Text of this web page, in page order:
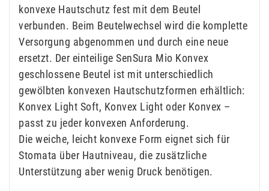
konvexe Hautschutz fest mit dem Beutel
verbunden. Beim Beutelwechsel wird die komplette
Versorgung abgenommen und durch eine neue
ersetzt. Der einteilige SenSura Mio Konvex
geschlossene Beutel ist mit unterschiedlich
gewölbten konvexen Hautschutzformen erhältlich:
Konvex Light Soft, Konvex Light oder Konvex –
passt zu jeder konvexen Anforderung.
Die weiche, leicht konvexe Form eignet sich für
Stomata über Hautniveau, die zusätzliche
Unterstützung aber wenig Druck benötigen.